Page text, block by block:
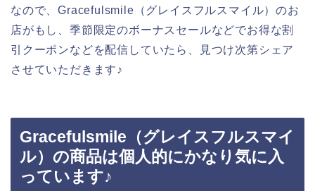
なので、Gracefulsmile（グレイスフルスマイル）のお
店がもし、季節限定のボーナスセールなどでお得な割
引クーポンなどを配信していたら、見つけ次第シェア
させていただきます♪
Gracefulsmile（グレイスフルスマイ
ル）の商品は個人的にかなり気に入
っています♪